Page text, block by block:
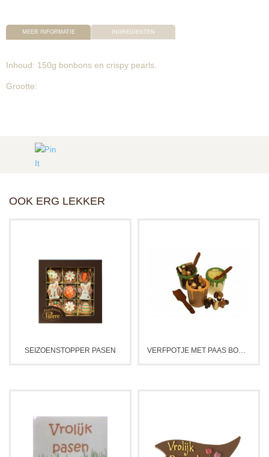
MEER INFORMATIE INGREDÏENTEN
Inhoud: 150g bonbons en crispy pearls.
Grootte:
OOK ERG LEKKER
SEIZOENSTOPPER PASEN